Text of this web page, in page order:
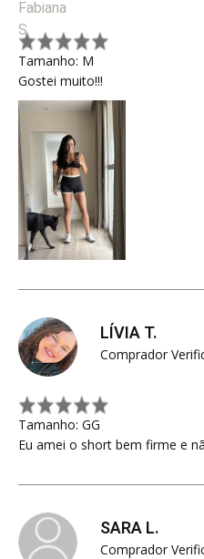
Tamanho: M
Gostei muito!!!
LÍVIA T.
Comprador
Tamanho: GG
Eu amei o short bem firme e
SARA L.
Comprador